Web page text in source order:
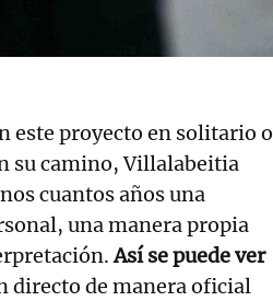
este proyecto en solitario o
su camino, Villalabeitia
cuantos años una
una manera propia
Así se puede ver
directo de manera oficial